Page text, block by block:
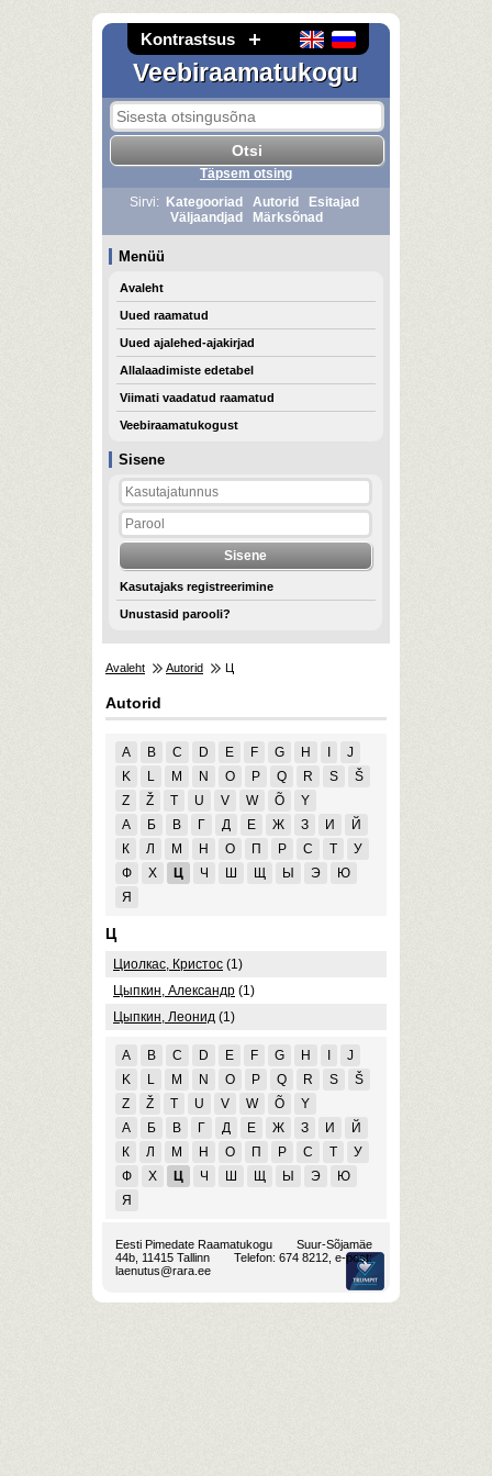
Kontrastsus
Veebiraamatukogu
Sisene
Kasutajaks registreerimine
Unustasid parooli?
Täpsem otsing
Sirvi:
Kategooriad Autorid
Esitajad
Väljaandjad
Märksõnad
Menüü
Avaleht
Uued raamatud
Uued ajalehed-ajakirjad
Allalaadimiste edetabel
Viimati vaadatud raamatud
Veebiraamatukogust
Avaleht Autorid Ц
Autorid
A B C D E F G H
J
K
L M N O P Q R S
Š
Z
Ž T U V W Õ
Y
А
Б В Г Д Е Ж З И
Й
К
Л М Н О П Р С Т
У
Ф
Х Ц Ч Ш Щ Ы Э
Ю
Я
Ц
Циолкас, Кристос (1)
Цыпкин, Александр (1)
Цыпкин, Леонид (1)
A B C D E F G H
J
K
L M N O P Q R S
Š
Z
Ž T U V W Õ
Y
А
Б В Г Д Е Ж З И
Й
К
Л М Н О П Р С Т
У
Ф
Х Ц Ч Ш Щ Ы Э
Ю
Я
Eesti Pimedate Raamatukogu
Suur-Sõjamäe
44b, 11415 Tallinn
Telefon: 674 8212, e-post:
laenutus@rara.ee